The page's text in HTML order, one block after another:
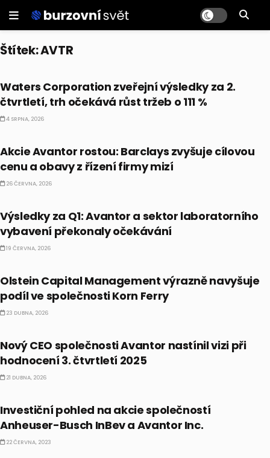
Štítek:AVTR
Waters Corporation zveřejní výsledky za 2.
čtvrtletí, trh očekává růst tržeb o 111 %
4 SRPNA, 2026
Akcie Avantor rostou: Barclays zvyšuje cílovou
cenu a obavy z řízení firmy mizí
26 ČERVNA, 2026
Výsledky za Q1: Avantor a sektor laboratorního
vybavení překonaly očekávání
19 ČERVNA, 2026
Olstein Capital Management výrazně navyšuje
podíl ve společnosti Korn Ferry
23 DUBNA, 2026
Nový CEO společnosti Avantor nastínil vizi při
hodnocení 3. čtvrtletí 2025
21 DUBNA, 2026
Investiční pohled na akcie společností
Anheuser-Busch InBev a Avantor Inc.
22 ČERVNA, 2023